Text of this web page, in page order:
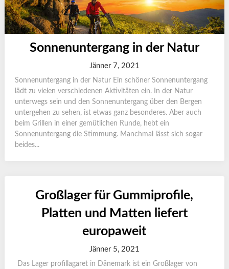
Sonnenuntergang in der Natur
Jänner 7, 2021
Sonnenuntergang in der Natur Ein schöner Sonnenuntergang
lädt zu vielen verschiedenen Aktivitäten ein. In der Natur
unterwegs sein und den Sonnenuntergang über den Bergen
untergehen zu sehen, ist etwas ganz besonderes. Aber auch
beim Grillen in einer gemütlichen Runde, hebt ein
Sonnenuntergang die Stimmung. Manchmal lässt sich sogar
beides...
Großlager für Gummiprofile,
Platten und Matten liefert
europaweit
Jänner 5, 2021
Das Lager profillagaret in Dänemark ist ein Großlager von